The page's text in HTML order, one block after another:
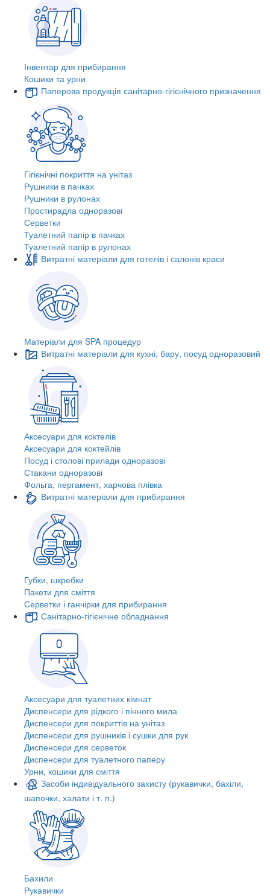
Інвентар для прибирання
Кошики та урни
Паперова продукція санітарно-гігієнічного призначення
Гігієнічні покриття на унітаз
Рушники в пачках
Рушники в рулонах
Простирадла одноразові
Серветки
Туалетний папір в пачках
Туалетний папір в рулонах
Витратні матеріали для готелів і салонів краси
Матеріали для SPA процедур
Витратні матеріали для кухні, бару, посуд одноразовий
Аксесуари для коктелів
Аксесуари для коктейлів
Посуд і столові прилади одноразові
Стакани одноразові
Фольга, пергамент, харчова плівка
Витратні матеріали для прибирання
Губки, шкребки
Пакети для сміття
Серветки і ганчірки для прибирання
Санітарно-гігієнічне обладнання
Аксесуари для туалетних кімнат
Диспенсери для рідкого і пінного мила
Диспенсери для покриттів на унітаз
Диспенсери для рушників і сушки для рук
Диспенсери для серветок
Диспенсери для туалетного паперу
Урни, кошики для сміття
Засоби індивідуального захисту (рукавички, бахіли,
шапочки, халати і т. п.)
Бахили
Рукавички